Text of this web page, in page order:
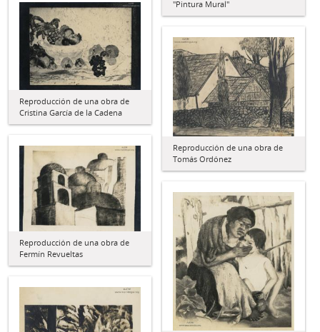
"Pintura Mural"
Reproducción de una obra de
Cristina García de la Cadena
Reproducción de una obra de
Tomás Ordónez
Reproducción de una obra de
Fermín Revueltas